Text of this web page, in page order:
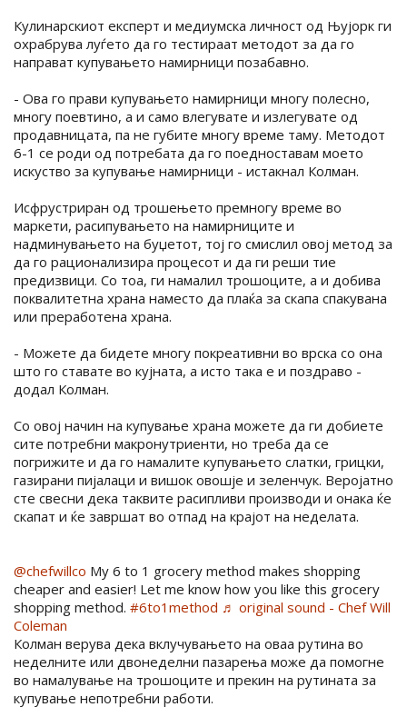
Кулинарскиот експерт и медиумска личност од Њујорк ги
охрабрува луѓето да го тестираат методот за да го
направат купувањето намирници позабавно.
- Ова го прави купувањето намирници многу полесно,
многу поевтино, а и само влегувате и излегувате од
продавницата, па не губите многу време таму. Методот
6-1 се роди од потребата да го поедноставам моето
искуство за купување намирници - истакнал Колман.
Исфрустриран од трошењето премногу време во
маркети, расипувањето на намирниците и
надминувањето на буџетот, тој го смислил овој метод за
да го рационализира процесот и да ги реши тие
предизвици. Со тоа, ги намалил трошоците, а и добива
поквалитетна храна наместо да плаќа за скапа спакувана
или преработена храна.
- Можете да бидете многу покреативни во врска со она
што го ставате во кујната, а исто така е и поздраво -
додал Колман.
Со овој начин на купување храна можете да ги добиете
сите потребни макронутриенти, но треба да се
погрижите и да го намалите купувањето слатки, грицки,
газирани пијалаци и вишок овошје и зеленчук. Веројатно
сте свесни дека таквите расипливи производи и онака ќе
скапат и ќе завршат во отпад на крајот на неделата.
@chefwillco My 6 to 1 grocery method makes shopping
cheaper and easier! Let me know how you like this grocery
shopping method. #6to1method ♬ original sound - Chef Will
Coleman
Колман верува дека вклучувањето на оваа рутина во
неделните или двонеделни пазарења може да помогне
во намалување на трошоците и прекин на рутината за
купување непотребни работи.